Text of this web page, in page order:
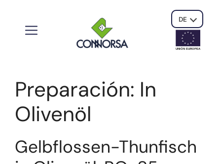
DE
UNIÓN EUROPEA
Preparación: In
Olivenöl
Gelbflossen-Thunfisch